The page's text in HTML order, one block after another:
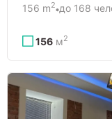
156 m2 до 168
156 м2